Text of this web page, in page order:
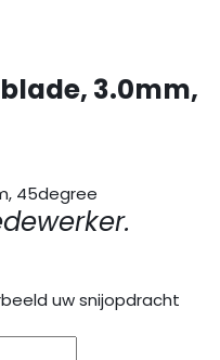
3.0mm,
45degree
uw snijopdracht